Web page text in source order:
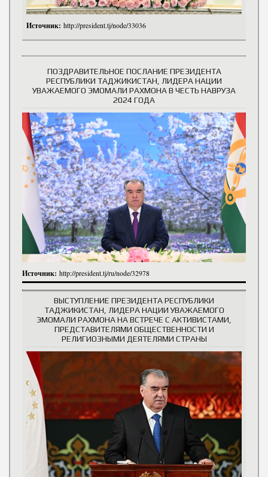
Источник: http://president.tj/node/33036
ПОЗДРАВИТЕЛЬНОЕ ПОСЛАНИЕ ПРЕЗИДЕНТА
РЕСПУБЛИКИ ТАДЖИКИСТАН, ЛИДЕРА НАЦИИ
УВАЖАЕМОГО ЭМОМАЛИ РАХМОНА В ЧЕСТЬ НАВРУЗА
2024 ГОДА
Источник: http://president.tj/ru/node/32978
ВЫСТУПЛЕНИЕ ПРЕЗИДЕНТА РЕСПУБЛИКИ
ТАДЖИКИСТАН, ЛИДЕРА НАЦИИ УВАЖАЕМОГО
ЭМОМАЛИ РАХМОНА НА ВСТРЕЧЕ С АКТИВИСТАМИ,
ПРЕДСТАВИТЕЛЯМИ ОБЩЕСТВЕННОСТИ И
РЕЛИГИОЗНЫМИ ДЕЯТЕЛЯМИ СТРАНЫ